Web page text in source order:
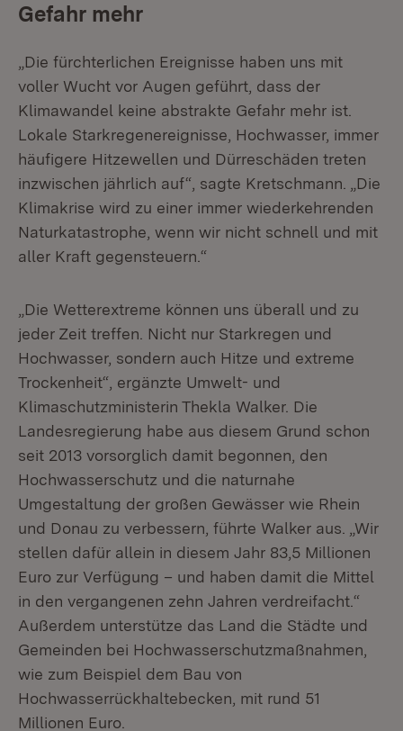
Gefahr mehr
„Die fürchterlichen Ereignisse haben uns mit
voller Wucht vor Augen geführt, dass der
Klimawandel keine abstrakte Gefahr mehr ist.
Lokale Starkregenereignisse, Hochwasser, immer
häufigere Hitzewellen und Dürreschäden treten
inzwischen jährlich auf“, sagte Kretschmann. „Die
Klimakrise wird zu einer immer wiederkehrenden
Naturkatastrophe, wenn wir nicht schnell und mit
aller Kraft gegensteuern.“
„Die Wetterextreme können uns überall und zu
jeder Zeit treffen. Nicht nur Starkregen und
Hochwasser, sondern auch Hitze und extreme
Trockenheit“, ergänzte Umwelt- und
Klimaschutzministerin Thekla Walker. Die
Landesregierung habe aus diesem Grund schon
seit 2013 vorsorglich damit begonnen, den
Hochwasserschutz und die naturnahe
Umgestaltung der großen Gewässer wie Rhein
und Donau zu verbessern, führte Walker aus. „Wir
stellen dafür allein in diesem Jahr 83,5 Millionen
Euro zur Verfügung – und haben damit die Mittel
in den vergangenen zehn Jahren verdreifacht.“
Außerdem unterstütze das Land die Städte und
Gemeinden bei Hochwasserschutzmaßnahmen,
wie zum Beispiel dem Bau von
Hochwasserrückhaltebecken, mit rund 51
Millionen Euro.